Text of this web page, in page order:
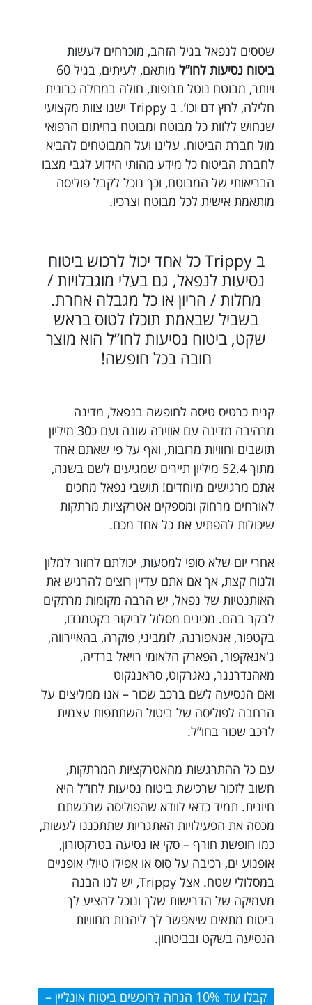
שטסים לנפאל בגיל הזהב, מוכרחים לעשות
ביטוח נסיעות לחו”ל
מותאם, לעיתים, בגיל 60
ויותר, מבוטח נוטל תרופות, חולה במחלה כרונית
חלילה, לחץ דם וכו’. ב Trippy ישנו צוות מקצועי
שנחוש ללוות כל מבוטח ומבוטח בחיתום הרפואי
מול חברת הביטוח. עלינו ועל המבוטחים להביא
לחברת הביטוח כל מידע מהותי הידוע לגבי מצבו
הבריאותי של המבוטח, וכך נוכל לקבל פוליסה
מותאמת אישית לכל מבוטח וצרכיו.
ב Trippy כל אחד יכול לרכוש ביטוח
נסיעות לנפאל, גם בעלי מוגבלויות /
מחלות / הריון או כל מגבלה אחרת.
בשביל שבאמת תוכלו לטוס בראש
שקט, ביטוח נסיעות לחו”ל הוא מוצר
חובה בכל חופשה!
קנית כרטיס טיסה לחופשה בנפאל, מדינה
מרהיבה מדינה עם אווירה שונה ועם כ30 מיליון
תושבים וחוויות מרובות, ואף על פי שאתם אחד
מתוך 52.4 מיליון תיירים שמגיעים לשם בשנה,
אתם מרגישים מיוחדים! תושבי נפאל מחכים
לאורחים מרחוק ומספקים אטרקציות מרתקות
שיכולות להפתיע את כל אחד מכם.
אחרי יום שלא סופי למסעות, יכולתם לחזור למלון
ולנוח קצת, אך אם אתם עדיין רוצים להרגיש את
האותנטיות של נפאל, יש הרבה מקומות מרתקים
לבקר בהם. מכינים מסלול לביקור בקטמנדו,
בקטפור, אנאפורנה, לומביני, פוקרה, בהאיירווה,
ג'אנאקפור, הפארק הלאומי רויאל ברדיה,
מאהנדרנגר, נאגרקוט, סראנגקוט
ואם הנסיעה לשם ברכב שכור – אנו ממליצים על
הרחבה לפוליסה של ביטול השתתפות עצמית
לרכב שכור בחו”ל.
עם כל ההתרגשות מהאטרקציות המרתקות,
חשוב לזכור שרכישת ביטוח נסיעות לחו”ל היא
חיונית. תמיד כדאי לוודא שהפוליסה שרכשתם
מכסה את הפעילויות האתגריות שתתכננו לעשות,
כמו חופשת חורף – סקי או נסיעה בטרקטורון,
אופנוע ים, רכיבה על סוס או אפילו טיולי אופניים
במסלולי שטח. אצל Trippy, יש לנו הבנה
מעמיקה של הדרישות שלך ונוכל להציע לך
ביטוח מתאים שיאפשר לך ליהנות מחוויות
הנסיעה בשקט ובביטחון.
קבלו עוד 10% הנחה לרוכשים ביטוח אונליין –